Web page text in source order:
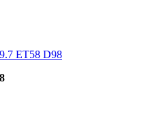
ET58 D98